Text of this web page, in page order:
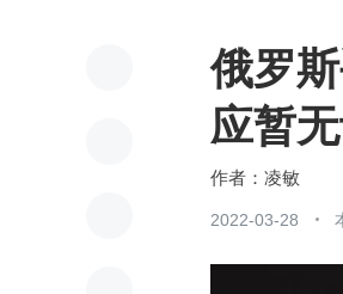
俄罗
应暂
凌敏
2022-03-28